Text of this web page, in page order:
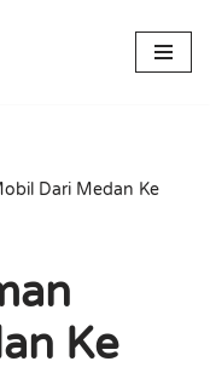
Dari Medan Ke
Ke